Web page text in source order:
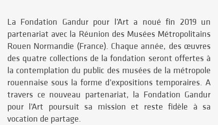
La Fondation Gandur pour l’Art a noué fin 2019 un
partenariat avec la Réunion des Musées Métropolitains
Rouen Normandie (France). Chaque année, des œuvres
des quatre collections de la fondation seront offertes à
la contemplation du public des musées de la métropole
rouennaise sous la forme d’expositions temporaires. A
travers ce nouveau partenariat, la Fondation Gandur
pour l’Art poursuit sa mission et reste fidèle à sa
vocation de partage.